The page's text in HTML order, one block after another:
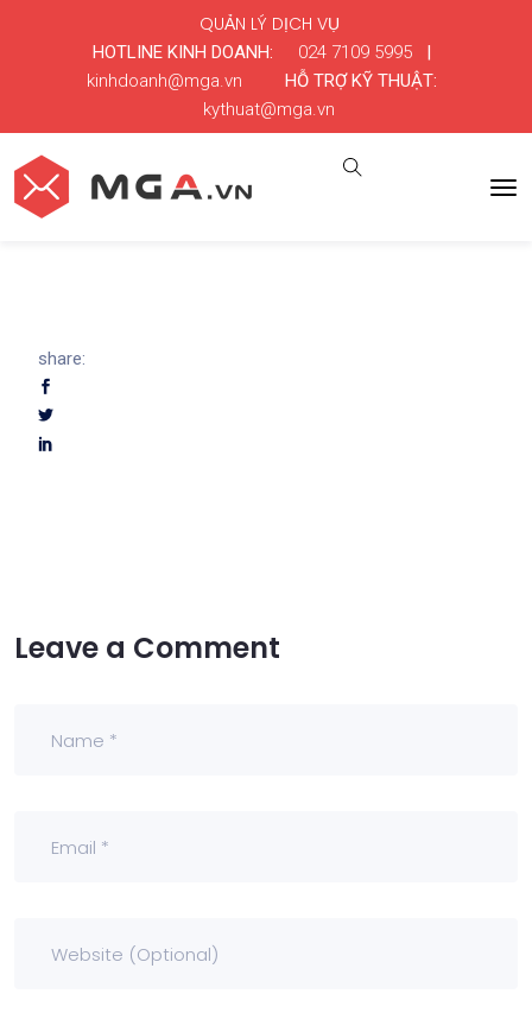
HOTLINE KINH DOANH: 024 7109 5995|
kinhdoanh@mga.vn
HỖ TRỢ KỸ THUẬT:
kythuat@mga.vn
QUẢN LÝ DỊCH VỤ
share:
Leave a Comment